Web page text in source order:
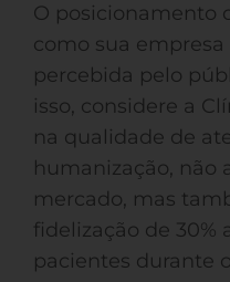
O posicionamento
como sua
percebida pelo
isso, considere a
na qualidade de
humanização, não
mercado, mas
fidelização de 30%
pacientes durante